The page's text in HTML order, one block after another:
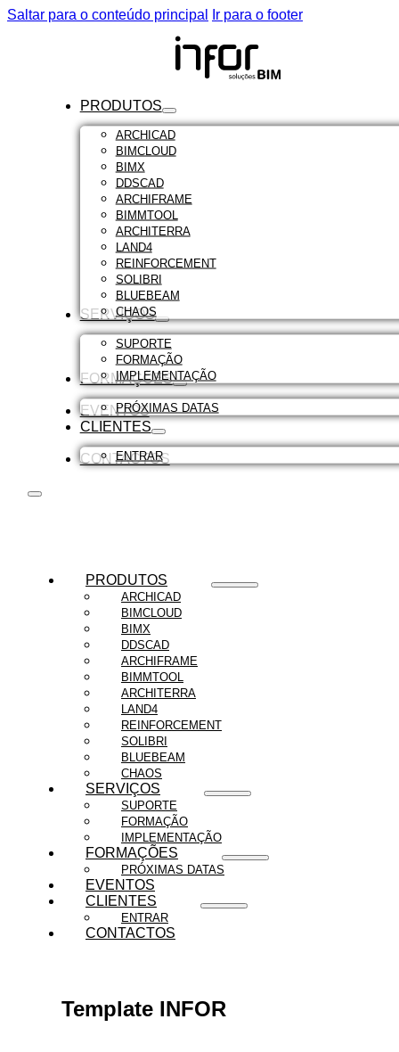
Saltar para o conteúdo principal Ir para o footer
PRODUTOS
ARCHICAD
BIMCLOUD
BIMX
DDSCAD
ARCHIFRAME
BIMMTOOL
ARCHITERRA
LAND4
REINFORCEMENT
SOLIBRI
BLUEBEAM
CHAOS
SERVIÇOS
SUPORTE
FORMAÇÃO
IMPLEMENTAÇÃO
FORMAÇÕES
PRÓXIMAS DATAS
EVENTOS
CLIENTES
ENTRAR
CONTACTOS
PRODUTOS
ARCHICAD
BIMCLOUD
BIMX
DDSCAD
ARCHIFRAME
BIMMTOOL
ARCHITERRA
LAND4
REINFORCEMENT
SOLIBRI
BLUEBEAM
CHAOS
SERVIÇOS
SUPORTE
FORMAÇÃO
IMPLEMENTAÇÃO
FORMAÇÕES
PRÓXIMAS DATAS
EVENTOS
CLIENTES
ENTRAR
CONTACTOS
Template INFOR